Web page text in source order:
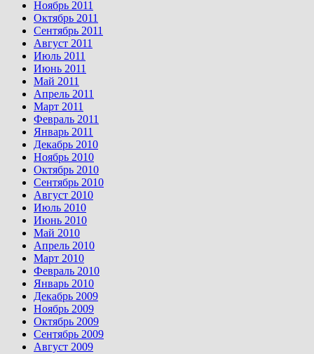
Ноябрь 2011
Октябрь 2011
Сентябрь 2011
Август 2011
Июль 2011
Июнь 2011
Май 2011
Апрель 2011
Март 2011
Февраль 2011
Январь 2011
Декабрь 2010
Ноябрь 2010
Октябрь 2010
Сентябрь 2010
Август 2010
Июль 2010
Июнь 2010
Май 2010
Апрель 2010
Март 2010
Февраль 2010
Январь 2010
Декабрь 2009
Ноябрь 2009
Октябрь 2009
Сентябрь 2009
Август 2009